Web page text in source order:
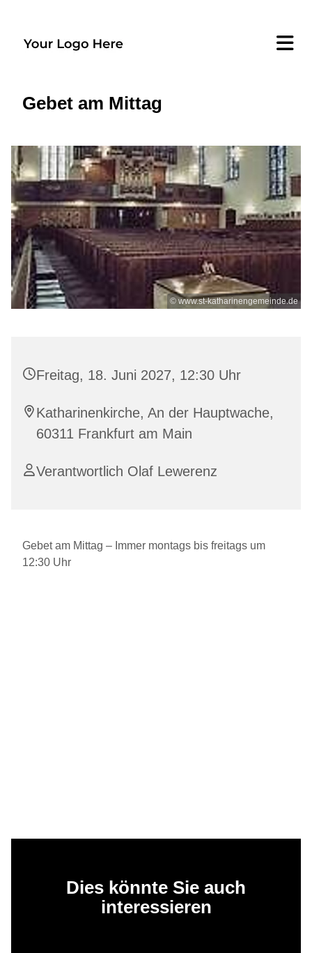
Gebet am Mittag
© www.st-katharinengemeinde.de
Freitag, 18. Juni 2027, 12:30 Uhr
Katharinenkirche, An der Hauptwache,
60311 Frankfurt am Main
Verantwortlich Olaf Lewerenz
Gebet am Mittag – Immer montags bis freitags um
12:30 Uhr
Dies könnte Sie auch
interessieren